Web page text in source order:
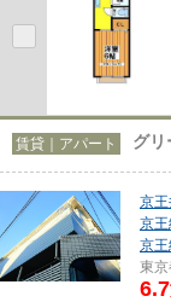
賃貸｜アパート グリ
京
京王
京王
東
6.7